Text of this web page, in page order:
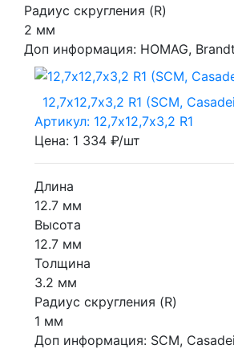
Радиус скругления (R)
2 мм
Доп информация: HOMAG, Brandt
12,7х12,7х3,2 R1 (SCM,
Артикул: 12,7х12,7х3,2 R1
Цена: 1 334 ₽/шт
Длина
12.7 мм
Высота
12.7 мм
Толщина
3.2 мм
Радиус скругления (R)
1 мм
Доп информация: SCM, Casadei